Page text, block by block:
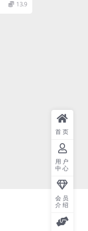
13.9
首页
用户
中心
会员
介绍